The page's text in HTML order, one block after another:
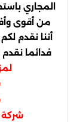
المجاري
من أقوى
أننا نقدم
فدائما
شركة